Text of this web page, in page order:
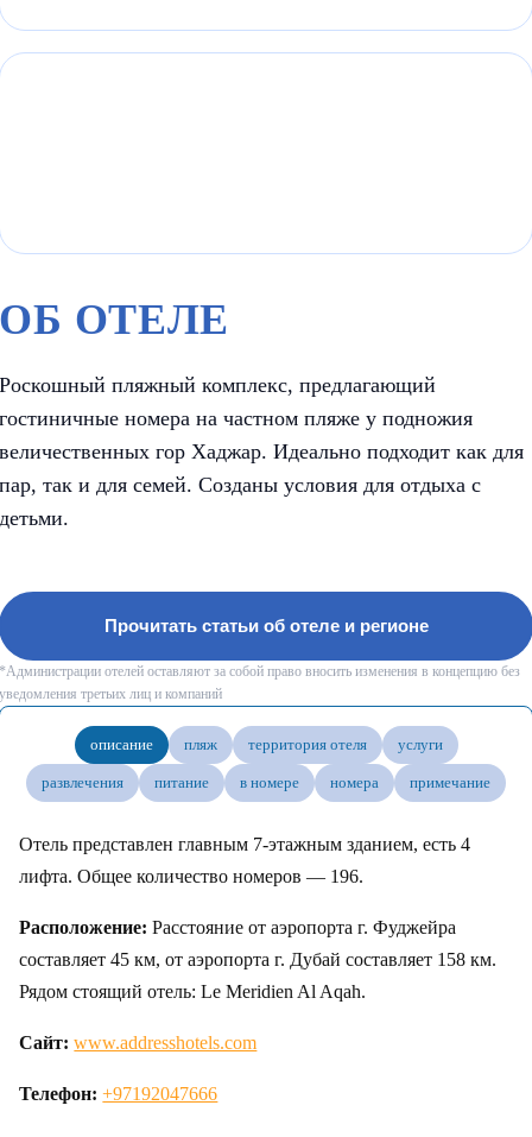
ОБ ОТЕЛЕ
Роскошный пляжный комплекс, предлагающий
гостиничные номера на частном пляже у подножия
величественных гор Хаджар. Идеально подходит как для
пар, так и для семей. Созданы условия для отдыха с
детьми.
Прочитать статьи об отеле и регионе
*Администрации отелей оставляют за собой право вносить изменения в концепцию без
уведомления третьих лиц и компаний
описание пляж территория отеля услуги
развлечения питание в номере номера примечание
Отель представлен главным 7-этажным зданием, есть 4
лифта. Общее количество номеров — 196.
Расположение: Расстояние от аэропорта г. Фуджейра
составляет 45 км, от аэропорта г. Дубай составляет 158 км.
Рядом стоящий отель: Le Meridien Al Aqah.
Сайт: www.addresshotels.com
Телефон: +97192047666